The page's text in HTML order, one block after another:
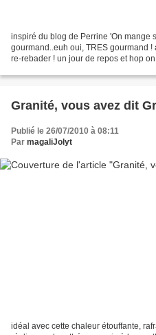
inspiré du blog de Perrine 'On mange
gourmand..euh oui, TRES gourmand
re-rebader ! un jour de repos et hop
Granité, vous avez dit
Publié le 26/07/2010 à 08:11
Par magaliJolyt
idéal avec cette chaleur étouffante,